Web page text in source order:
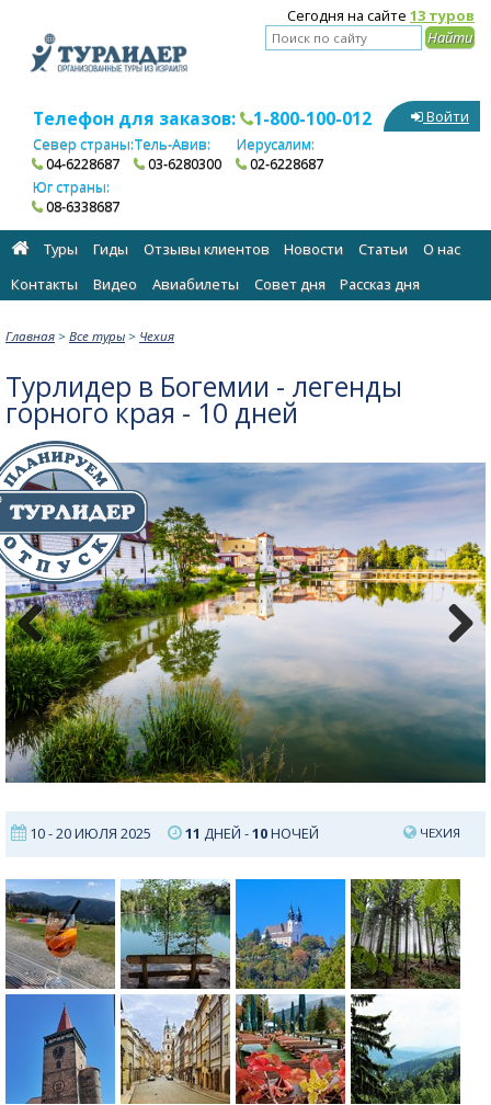
Сегодня на сайте 13 туров
Телефон для заказов: 1-800-100-012
Север страны:
04-6228687
Тель-Авив:
03-6280300
Иерусалим:
02-6228687
Юг страны:
08-6338687
Войти
Туры Гиды Отзывы клиентов Новости Статьи
О нас
Контакты
Видео Авиабилеты Cовет дня Рассказ дня
Главная > Все туры > Чехия
Турлидер в Богемии - легенды
горного края - 10 дней
Previous
10 - 20 ИЮЛЯ 2025 11 ДНЕЙ -10НОЧЕЙ ЧЕХИЯ